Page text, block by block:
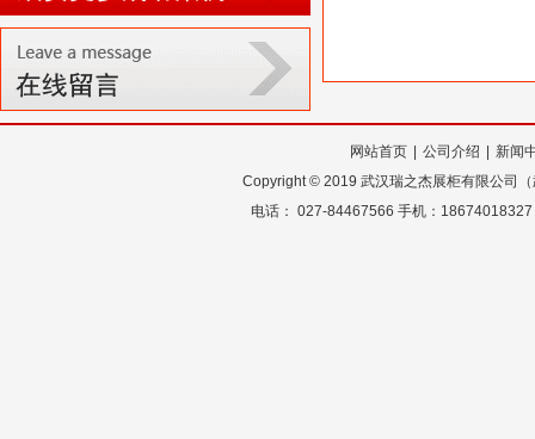
网站首页 公司介绍
新闻
Copyright© 2019 武汉瑞之杰展柜有限公司
电话： 027-84467566 手机：